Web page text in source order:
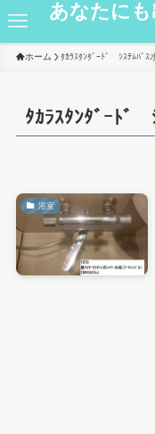
あなたに
ホーム ﾀｶﾗｽﾀﾝﾀﾞｰﾄﾞ ｼｽﾃﾑﾊﾞｽ
ﾀｶﾗｽﾀﾝﾀﾞｰﾄﾞ
浴室